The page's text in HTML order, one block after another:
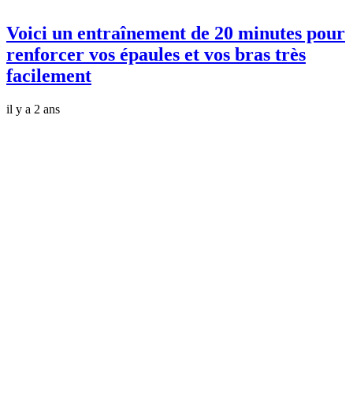
Voici un entraînement de 20 minutes pour
renforcer vos épaules et vos bras très
facilement
il y a 2 ans